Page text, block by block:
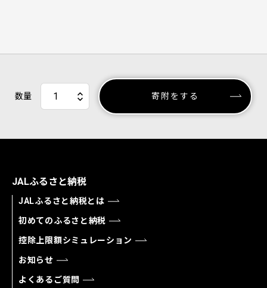
数量 寄附をする
JALふるさと納税
JALふるさと納税とは
初めてのふるさと納税
控除上限額シミュレーション
お知らせ
よくあるご質問